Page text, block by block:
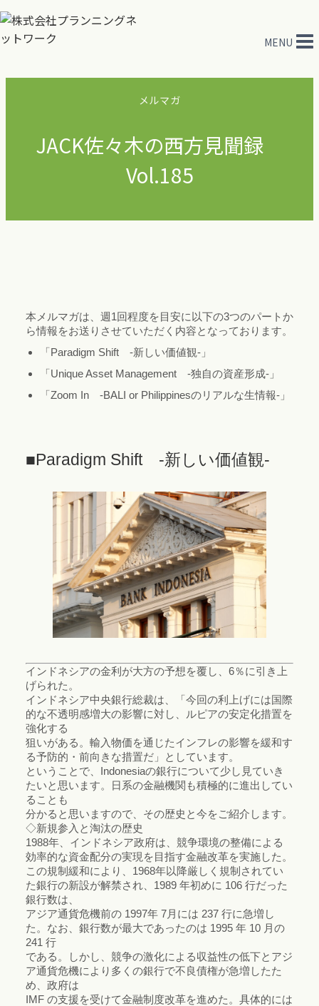
内
容
を
MENU
メルマガ
JACK佐々木の西方見聞録
Vol.185
本メルマガは、週1回程度を目安に以下の3つのパートか
ら情報をお送りさせていただく内容となっております。
「Paradigm Shift -新しい価値観-」
「Unique Asset Management -独自の資産形成-」
「Zoom In -BALI or Philippinesのリアルな生情報-」
■Paradigm Shift -新しい価値観-
インドネシアの金利が大方の予想を覆し、6％に引き上
げられた。
インドネシア中央銀行総裁は、「今回の利上げには国際
的な不透明感増大の影響に対し、ルピアの安定化措置を
強化する
狙いがある。輸入物価を通じたインフレの影響を緩和す
る予防的・前向きな措置だ」としています。
ということで、Indonesiaの銀行について少し見ていき
たいと思います。日系の金融機関も積極的に進出してい
ることも
分かると思いますので、その歴史と今をご紹介します。
◇新規参入と淘汰の歴史
1988年、インドネシア政府は、競争環境の整備による
効率的な資金配分の実現を目指す金融改革を実施した。
この規制緩和により、1968年以降厳しく規制されてい
た銀行の新設が解禁され、1989 年初めに 106 行だった
銀行数は、
アジア通貨危機前の 1997年 7月には 237 行に急増し
た。なお、銀行数が最大であったのは 1995 年 10 月の
241 行
である。しかし、競争の激化による収益性の低下とアジ
ア通貨危機により多くの銀行で不良債権が急増したた
め、政府は
IMF の支援を受けて金融制度改革を進めた。具体的には